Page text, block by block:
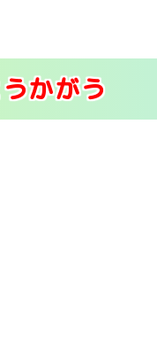
かがう